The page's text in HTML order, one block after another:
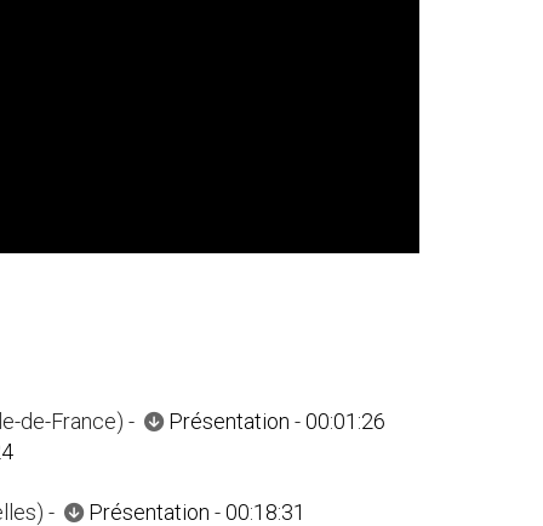
de-France) - Présentation -00:01:26
- Présentation -00:18:31